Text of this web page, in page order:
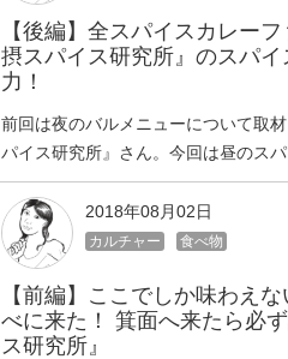
【後編】全スパイスカレー
摂スパイス研究所』のスパ
力！
前回は夜のバルメニューについて取
パイス研究所』さん。今回は昼のス
2018年08月02日
カルチャー 食べ物
【前編】ここでしか味わえ
べに来た！ 箕面へ来たら必
ス研究所』